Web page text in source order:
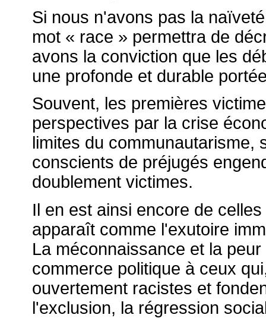
Si nous n'avons pas la
mot « race » permettra de
avons la conviction que les
une profonde et durable
Souvent, les premières
perspectives par la crise
limites du
conscients de préjugés
doublement victimes.
Il en est ainsi encore de
apparaît comme l'exutoire
La méconnaissance et la
commerce politique à ceux
ouvertement racistes et
l'exclusion, la régression